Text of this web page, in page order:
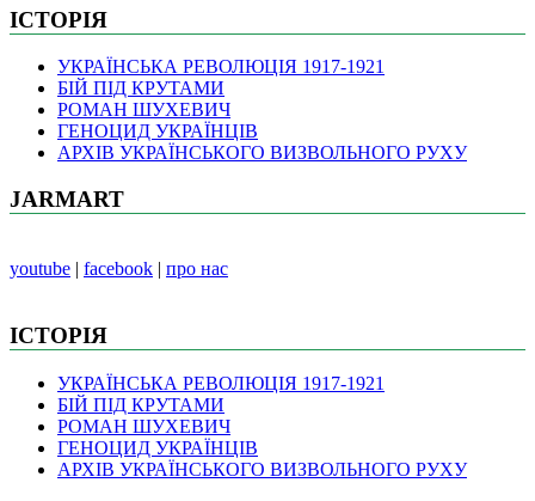
ІСТОРІЯ
УКРАЇНСЬКА РЕВОЛЮЦІЯ 1917-1921
БІЙ ПІД КРУТАМИ
РОМАН ШУХЕВИЧ
ГЕНОЦИД УКРАЇНЦІВ
АРХІВ УКРАЇНСЬКОГО ВИЗВОЛЬНОГО РУХУ
JARMART
youtube | facebook | про нас
ІСТОРІЯ
УКРАЇНСЬКА РЕВОЛЮЦІЯ 1917-1921
БІЙ ПІД КРУТАМИ
РОМАН ШУХЕВИЧ
ГЕНОЦИД УКРАЇНЦІВ
АРХІВ УКРАЇНСЬКОГО ВИЗВОЛЬНОГО РУХУ